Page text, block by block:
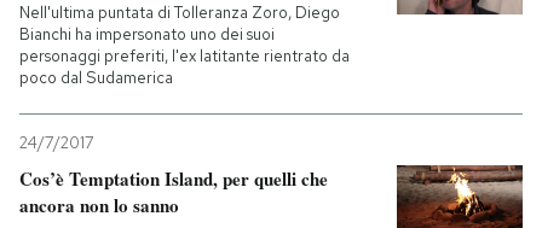
Nell'ultima puntata di Tolleranza Zoro, Diego
Bianchi ha impersonato uno dei suoi
personaggi preferiti, l'ex latitante rientrato da
poco dal Sudamerica
24/7/2017
Cos’è Temptation Island, per quelli che
ancora non lo sanno